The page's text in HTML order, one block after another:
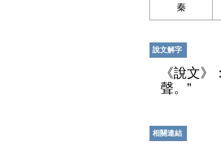
秦
說文解字
《說文
聲。”
相關連結